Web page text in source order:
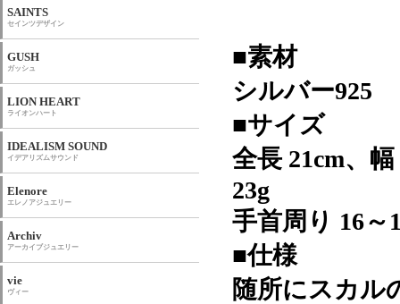
■素材
シルバー925
■サイズ
全長 21cm、
23g
手首周り 16～
■仕様
随所にスカル
SAINTS
セインツデザイン
GUSH
ガッシュ
LION HEART
ライオンハート
IDEALISM SOUND
イデアリズムサウンド
Elenore
エレノアジュエリー
Archiv
アーカイブジュエリー
vie
ヴィー